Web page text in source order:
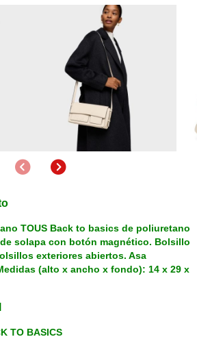
AnteriorSiguiente
TOUS Back to basics de poliuretano
solapa con botón magnético. Bolsillo
exteriores abiertos. Asa
(alto x ancho x fondo): 14 x 29 x
TO BASICS